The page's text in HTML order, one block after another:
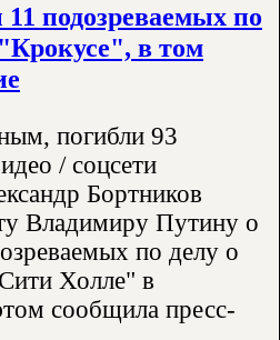
подозреваемых по
в том
погибли 93
/ соцсети
Бортников
Владимиру Путину о
по делу о
Холле" в
сообщила пресс-